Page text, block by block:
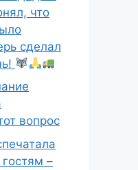
что
сделал
вопрос
–